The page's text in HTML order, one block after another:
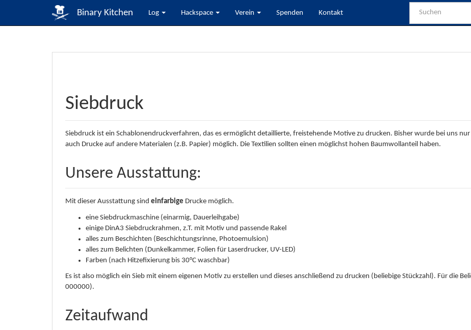
Binary Kitchen Log Hackspace Verein Spenden Kontakt
Siebdruck
Siebdruck ist ein Schablonendruckverfahren, das es ermöglicht detaillierte, freistehende Motive zu drucken. Bisher wurde bei uns
auch Drucke auf andere Materialen (z.B. Papier) möglich. Die Textilien sollten einen möglichst hohen Baumwollanteil haben.
Unsere Ausstattung:
Mit dieser Ausstattung sind einfarbige Drucke möglich.
eine Siebdruckmaschine (einarmig, Dauerleihgabe)
einige DinA3 Siebdruckrahmen, z.T. mit Motiv und passende Rakel
alles zum Beschichten (Beschichtungsrinne, Photoemulsion)
alles zum Belichten (Dunkelkammer, Folien für Laserdrucker, UV-LED)
Farben (nach Hitzefixierung bis 30°C waschbar)
Es ist also möglich ein Sieb mit einem eigenen Motiv zu erstellen und dieses anschließend zu drucken (beliebige Stückzahl). Für die
000000).
Zeitaufwand